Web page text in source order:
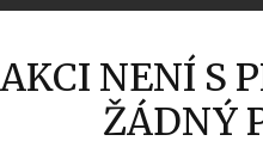
NENÍ S
ŽÁDNÝ